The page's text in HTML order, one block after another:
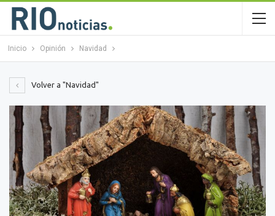
Inicio Opinión Navidad
Volver a "Navidad"